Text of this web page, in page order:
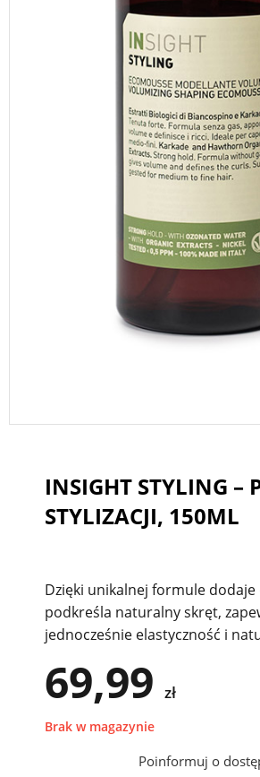
INSIGHT STYLING –
STYLIZACJI, 150ML
Dzięki unikalnej formule
podkreśla naturalny skręt,
jednocześnie elastyczność i
69,99 zł
Brak w magazynie
Poinformuj o